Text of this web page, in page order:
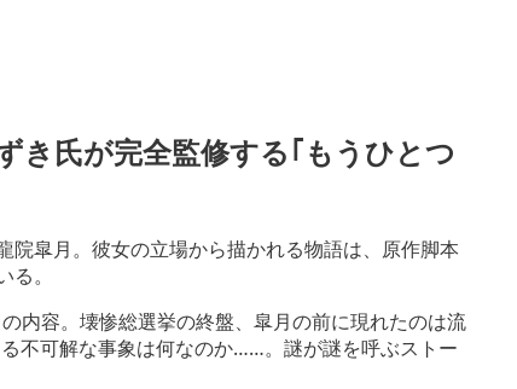
氏が完全監修する｢もうひとつ
皐月。彼女の立場から描かれる物語は、原作脚本
。
内容。壊惨総選挙の終盤、皐月の前に現れたのは流
可解な事象は何なのか……。謎が謎を呼ぶストー